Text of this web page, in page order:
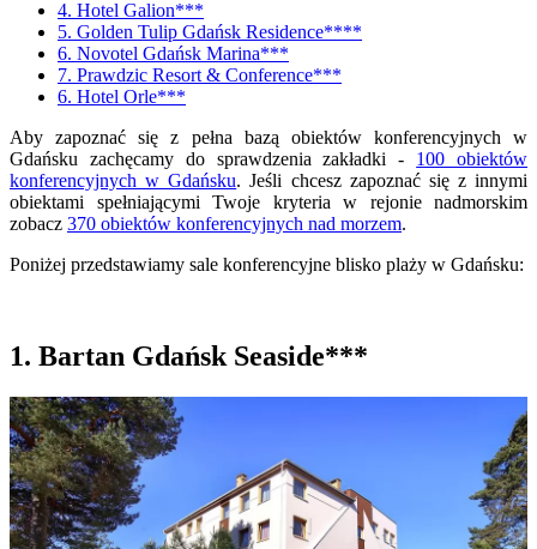
4. Hotel Galion***
5. Golden Tulip Gdańsk Residence****
6. Novotel Gdańsk Marina***
7. Prawdzic Resort & Conference***
6. Hotel Orle***
Aby zapoznać się z pełna bazą obiektów konferencyjnych w
Gdańsku zachęcamy do sprawdzenia zakładki - 100 obiektów
konferencyjnych w Gdańsku. Jeśli chcesz zapoznać się z innymi
obiektami spełniającymi Twoje kryteria w rejonie nadmorskim
zobacz 370 obiektów konferencyjnych nad morzem.
Poniżej przedstawiamy sale konferencyjne blisko plaży w Gdańsku:
1. Bartan Gdańsk Seaside***